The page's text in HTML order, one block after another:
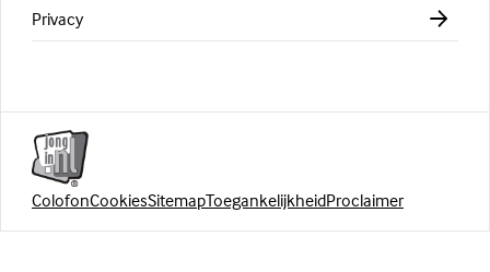
Privacy
ColofonCookiesSitemapToegankelijkheidProclaimer